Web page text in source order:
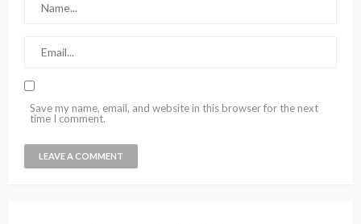
Save my name, email, and website in this browser for the next
time I comment.